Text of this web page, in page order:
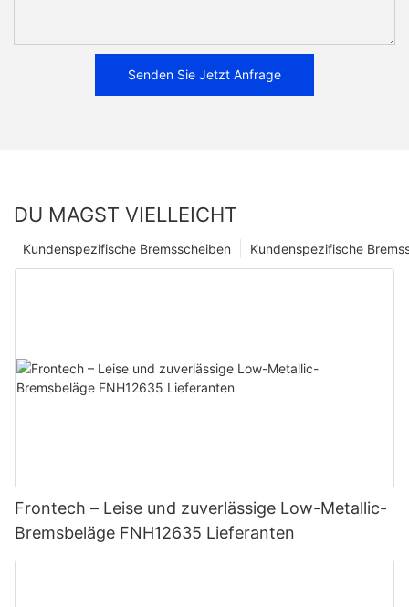
Senden Sie Jetzt Anfrage
DU MAGST VIELLEICHT
Kundenspezifische
Kundenspezifische Bremsscheiben
Frontech – Leise und zuverlässige Low-Metallic-
Bremsbeläge FNH12635 Lieferanten